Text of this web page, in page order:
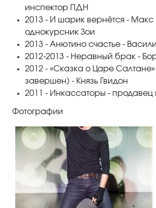
инспектор ПДН
2013 - И шарик вернётся -
однокурсник Зои
2013 - Анютино счастье -
2012-2013 - Неравный брак -
2012 - «Сказка о Царе
завершен) - Князь Гвидон
2011 - Инкассаторы - продавец
Фотографии